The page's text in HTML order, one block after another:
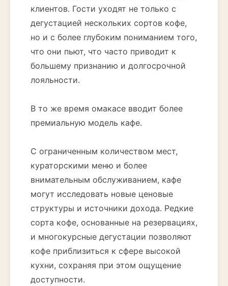
клиентов. Гости уходят не только с
дегустацией нескольких сортов кофе,
но и с более глубоким пониманием того,
что они пьют, что часто приводит к
большему признанию и долгосрочной
лояльности.
В то же время омакасе вводит более
премиальную модель кафе.
С ограниченным количеством мест,
кураторскими меню и более
внимательным обслуживанием, кафе
могут исследовать новые ценовые
структуры и источники дохода. Редкие
сорта кофе, основанные на резервациях,
и многокурсные дегустации позволяют
кофе приблизиться к сфере высокой
кухни, сохраняя при этом ощущение
доступности.